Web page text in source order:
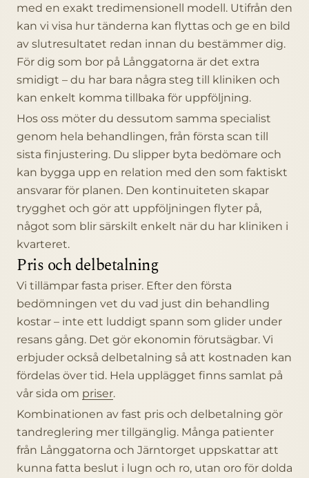
med en exakt tredimensionell modell. Utifrån den
kan vi visa hur tänderna kan flyttas och ge en bild
av slutresultatet redan innan du bestämmer dig.
För dig som bor på Långgatorna är det extra
smidigt – du har bara några steg till kliniken och
kan enkelt komma tillbaka för uppföljning.
Hos oss möter du dessutom samma specialist
genom hela behandlingen, från första scan till
sista finjustering. Du slipper byta bedömare och
kan bygga upp en relation med den som faktiskt
ansvarar för planen. Den kontinuiteten skapar
trygghet och gör att uppföljningen flyter på,
något som blir särskilt enkelt när du har kliniken i
kvarteret.
Pris och delbetalning
Vi tillämpar fasta priser. Efter den första
bedömningen vet du vad just din behandling
kostar – inte ett luddigt spann som glider under
resans gång. Det gör ekonomin förutsägbar. Vi
erbjuder också delbetalning så att kostnaden kan
fördelas över tid. Hela upplägget finns samlat på
vår sida om priser.
Kombinationen av fast pris och delbetalning gör
tandreglering mer tillgänglig. Många patienter
från Långgatorna och Järntorget uppskattar att
kunna fatta beslut i lugn och ro, utan oro för dolda